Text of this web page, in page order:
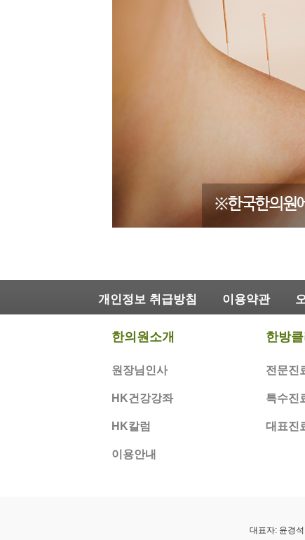
개인정보 취급방침 이용약관
한의원소개
원장님인사
HK건강강좌
HK칼럼
이용안내
한방
전문진
특수진
대표진
대표자: 윤경석